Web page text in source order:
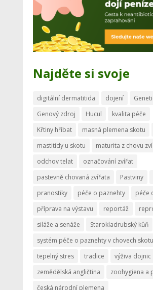
Najděte si svoje
digitální dermatitida dojení
Genový zdroj
Hucul
kvalita péče
Křtiny hříbat
masná plemena skotu
mastitidy u skotu
maturita z chovu
odchov telat
označování zvířat
pastevně chovaná zvířata
Pastviny
pranostiky
péče o paznehty
péče
příprava na výstavu
reportáž
siláže a senáže
Starokladrubský kůň
systém péče o paznehty v chovech skotu
tepelný stres
tradice
výživa dojnic
zemědělská angličtina
zoohygiena a
česká národní plemena